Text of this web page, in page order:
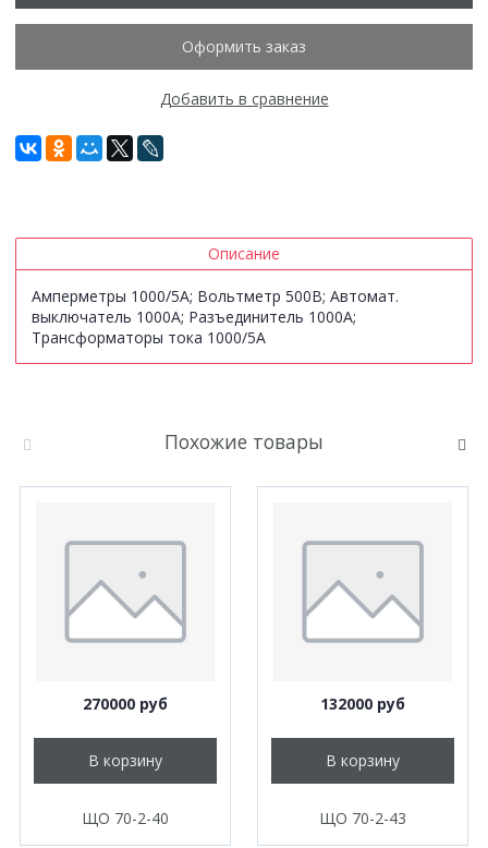
Оформить заказ
Добавить в сравнение
Описание
Амперметры 1000/5А; Вольтметр 500В; Автомат.
выключатель 1000А; Разъединитель 1000А;
Трансформаторы тока 1000/5А
Похожие товары
270000 руб
В корзину
ЩО 70-2-40
132000 руб
В корзину
ЩО 70-2-43